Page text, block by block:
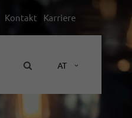
Kontakt Karriere
AT